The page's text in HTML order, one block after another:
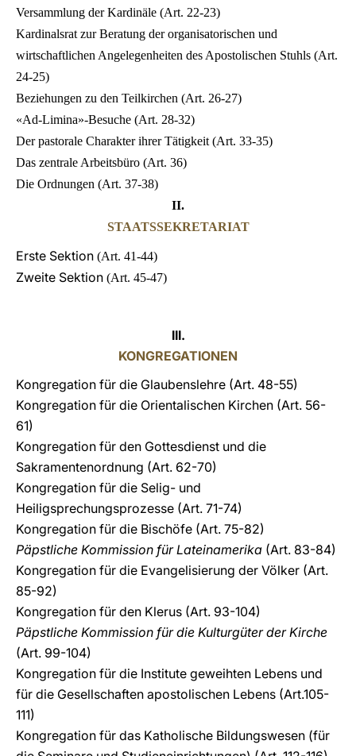
Versammlung der Kardinäle (Art. 22-23)
Kardinalsrat zur Beratung der organisatorischen und
wirtschaftlichen Angelegenheiten des Apostolischen Stuhls (Art.
24-25)
Beziehungen zu den Teilkirchen (Art. 26-27)
«Ad-Limina»-Besuche (Art. 28-32)
Der pastorale Charakter ihrer Tätigkeit (Art. 33-35)
Das zentrale Arbeitsbüro (Art. 36)
Die Ordnungen (Art. 37-38)
II.
STAATSSEKRETARIAT
Erste Sektion (Art. 41-44)
Zweite Sektion (Art. 45-47)
III.
KONGREGATIONEN
Kongregation für die Glaubenslehre (Art. 48-55)
Kongregation für die Orientalischen Kirchen (Art. 56-
61)
Kongregation für den Gottesdienst und die
Sakramentenordnung (Art. 62-70)
Kongregation für die Selig- und
Heiligsprechungsprozesse (Art. 71-74)
Kongregation für die Bischöfe (Art. 75-82)
Päpstliche Kommission für Lateinamerika (Art. 83-84)
Kongregation für die Evangelisierung der Völker (Art.
85-92)
Kongregation für den Klerus (Art. 93-104)
Päpstliche Kommission für die Kulturgüter der Kirche
(Art. 99-104)
Kongregation für die Institute geweihten Lebens und
für die Gesellschaften apostolischen Lebens (Art.105-
111)
Kongregation für das Katholische Bildungswesen (für